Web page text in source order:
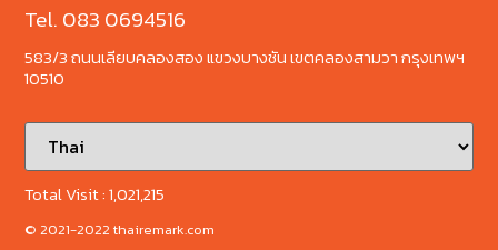
Tel. 083 0694516
583/3 ถนนเลียบคลองสอง แขวงบางชัน เขตคลองสามวา กรุงเทพฯ
10510
Total Visit :1,021,215
© 2021-2022 thairemark.com